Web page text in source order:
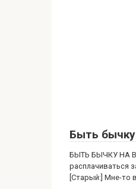
Быть
БЫТЬ БЫЧКУ НА
расплачиваться
[Старый:] Мне-то